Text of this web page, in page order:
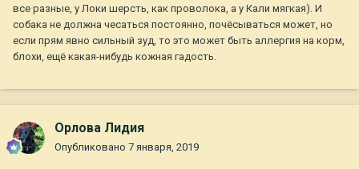
все разные, у Локи шерсть, как проволока, а у Кали мягкая). И
собака не должна чесаться постоянно, почёсываться может, но
если прям явно сильный зуд, то это может быть аллергия на корм,
блохи, ещё какая-нибудь кожная гадость.
Орлова Лидия
Опубликовано 7 января, 2019